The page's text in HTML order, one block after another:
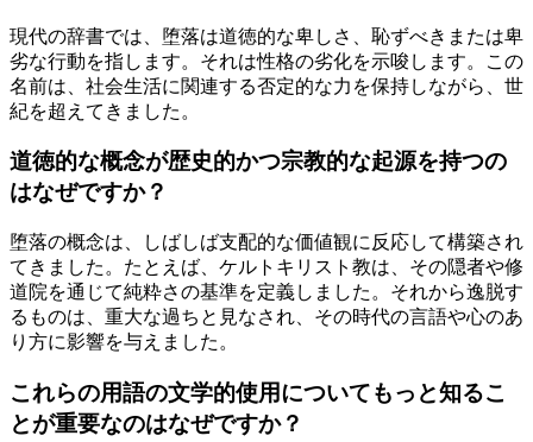
現代の辞書では、堕落は道徳的な卑しさ、恥ずべきまたは卑
劣な行動を指します。それは性格の劣化を示唆します。この
名前は、社会生活に関連する否定的な力を保持しながら、世
紀を超えてきました。
道徳的な概念が歴史的かつ宗教的な起源を持つの
はなぜですか？
堕落の概念は、しばしば支配的な価値観に反応して構築され
てきました。たとえば、ケルトキリスト教は、その隠者や修
道院を通じて純粋さの基準を定義しました。それから逸脱す
るものは、重大な過ちと見なされ、その時代の言語や心のあ
り方に影響を与えました。
これらの用語の文学的使用についてもっと知るこ
とが重要なのはなぜですか？